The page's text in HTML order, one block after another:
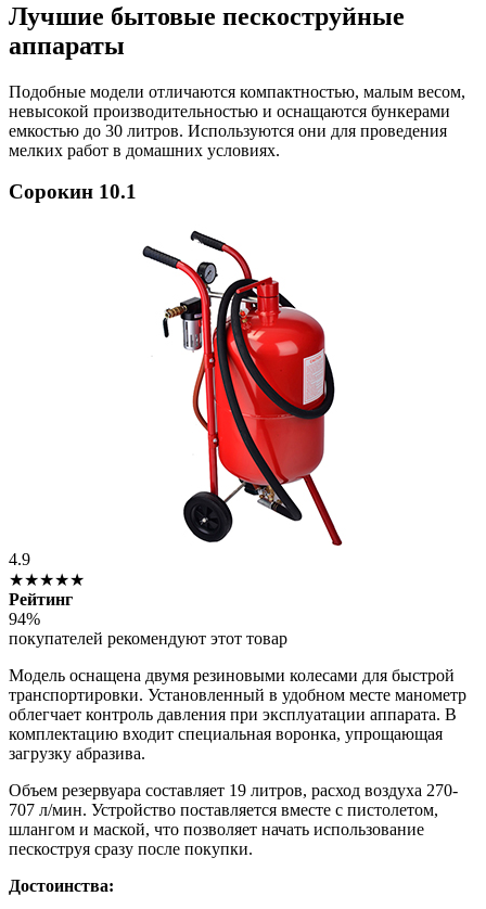
Лучшие бытовые пескоструйные
аппараты
Подобные модели отличаются компактностью, малым весом,
невысокой производительностью и оснащаются бункерами
емкостью до 30 литров. Используются они для проведения
мелких работ в домашних условиях.
Сорокин 10.1
4.9
★★★★★
Рейтинг
94%
покупателей рекомендуют этот товар
Модель оснащена двумя резиновыми колесами для быстрой
транспортировки. Установленный в удобном месте манометр
облегчает контроль давления при эксплуатации аппарата. В
комплектацию входит специальная воронка, упрощающая
загрузку абразива.
Объем резервуара составляет 19 литров, расход воздуха 270-
707 л/мин. Устройство поставляется вместе с пистолетом,
шлангом и маской, что позволяет начать использование
пескоструя сразу после покупки.
Достоинства: